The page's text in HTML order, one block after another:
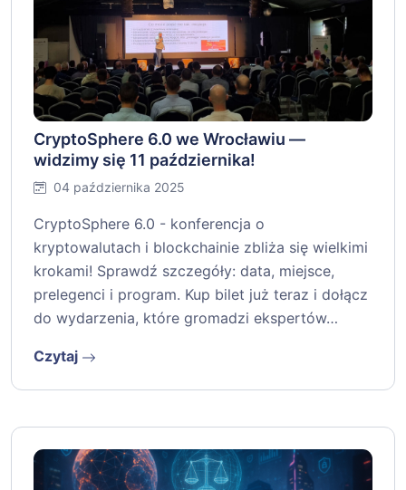
CryptoSphere 6.0 we Wrocławiu —
widzimy się 11 października!
04 października 2025
CryptoSphere 6.0 - konferencja o
kryptowalutach i blockchainie zbliża się wielkimi
krokami! Sprawdź szczegóły: data, miejsce,
prelegenci i program. Kup bilet już teraz i dołącz
do wydarzenia, które gromadzi ekspertów…
Czytaj